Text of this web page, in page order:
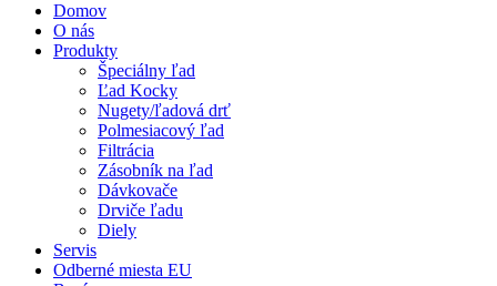
Domov
O nás
Produkty
Špeciálny ľad
Ľad Kocky
Nugety/ľadová drť
Polmesiacový ľad
Filtrácia
Zásobník na ľad
Dávkovače
Drviče ľadu
Diely
Servis
Odberné miesta EU